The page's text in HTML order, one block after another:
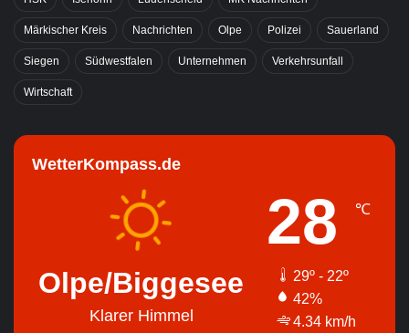
Märkischer Kreis Nachrichten Olpe Polizei Sauerland
Siegen Südwestfalen Unternehmen Verkehrsunfall
Wirtschaft
WetterKompass.de
Olpe/Biggesee
Klarer Himmel
28 ℃
29º - 22º
42%
4.34 km/h